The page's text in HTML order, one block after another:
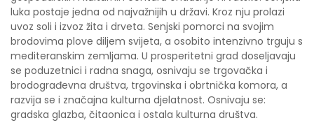
luka postaje jedna od najvažnijih u državi. Kroz nju prolazi
uvoz soli i izvoz žita i drveta. Senjski pomorci na svojim
brodovima plove diljem svijeta, a osobito intenzivno trguju s
mediteranskim zemljama. U prosperitetni grad doseljavaju
se poduzetnici i radna snaga, osnivaju se trgovačka i
brodograđevna društva, trgovinska i obrtnička komora, a
razvija se i značajna kulturna djelatnost. Osnivaju se:
gradska glazba, čitaonica i ostala kulturna društva.